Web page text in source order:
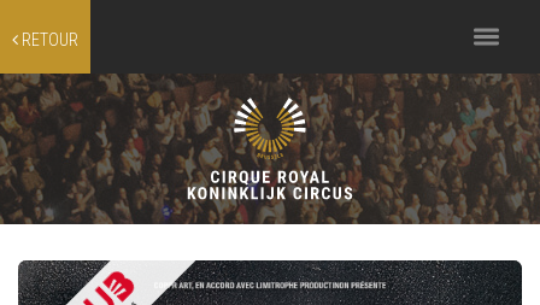
RETOUR
Toggle
navigation